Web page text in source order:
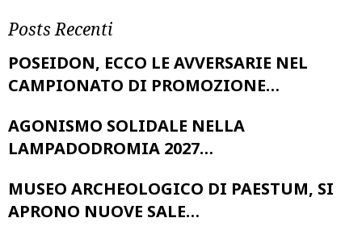
Posts Recenti
POSEIDON, ECCO LE AVVERSARIE NEL
CAMPIONATO DI PROMOZIONE…
AGONISMO SOLIDALE NELLA
LAMPADODROMIA 2027…
MUSEO ARCHEOLOGICO DI PAESTUM, SI
APRONO NUOVE SALE…